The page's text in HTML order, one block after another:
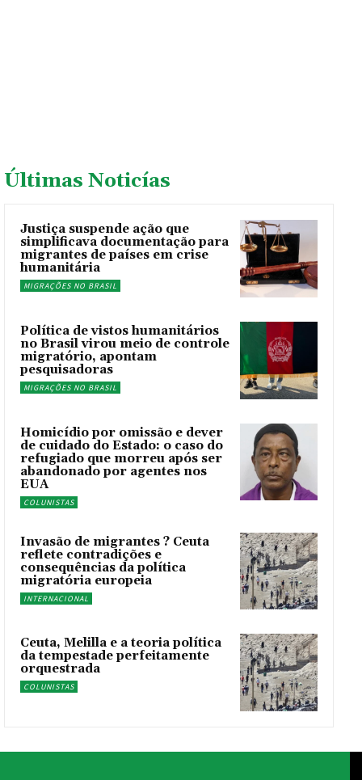
Últimas Noticías
Justiça suspende ação que
simplificava documentação para
migrantes de países em crise
humanitária
MIGRAÇÕES NO BRASIL
Política de vistos humanitários
no Brasil virou meio de controle
migratório, apontam
pesquisadoras
MIGRAÇÕES NO BRASIL
Homicídio por omissão e dever
de cuidado do Estado: o caso do
refugiado que morreu após ser
abandonado por agentes nos
EUA
COLUNISTAS
Invasão de migrantes ? Ceuta
reflete contradições e
consequências da política
migratória europeia
INTERNACIONAL
Ceuta, Melilla e a teoria política
da tempestade perfeitamente
orquestrada
COLUNISTAS